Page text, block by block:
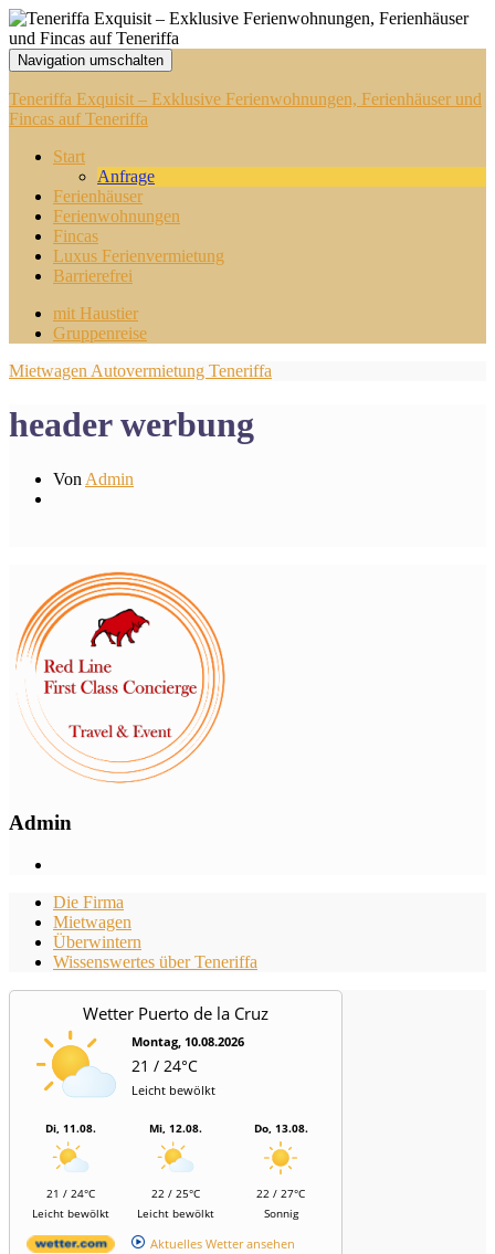
Navigation umschalten
Teneriffa Exquisit – Exklusive Ferienwohnungen, Ferienhäuser und
Fincas auf Teneriffa
Start
Anfrage
Ferienhäuser
Ferienwohnungen
Fincas
Luxus Ferienvermietung
Barrierefrei
mit Haustier
Gruppenreise
Mietwagen Autovermietung Teneriffa
header werbung
Von Admin
Admin
Die Firma
Mietwagen
Überwintern
Wissenswertes über Teneriffa
Wetter Puerto de la Cruz
Montag, 10.08.2026
21 / 24°C
Leicht bewölkt
Di, 11.08.
21 / 24°C
Leicht bewölkt
Mi, 12.08.
22 / 25°C
Leicht bewölkt
Do, 13.08.
22 / 27°C
Sonnig
Aktuelles Wetter ansehen